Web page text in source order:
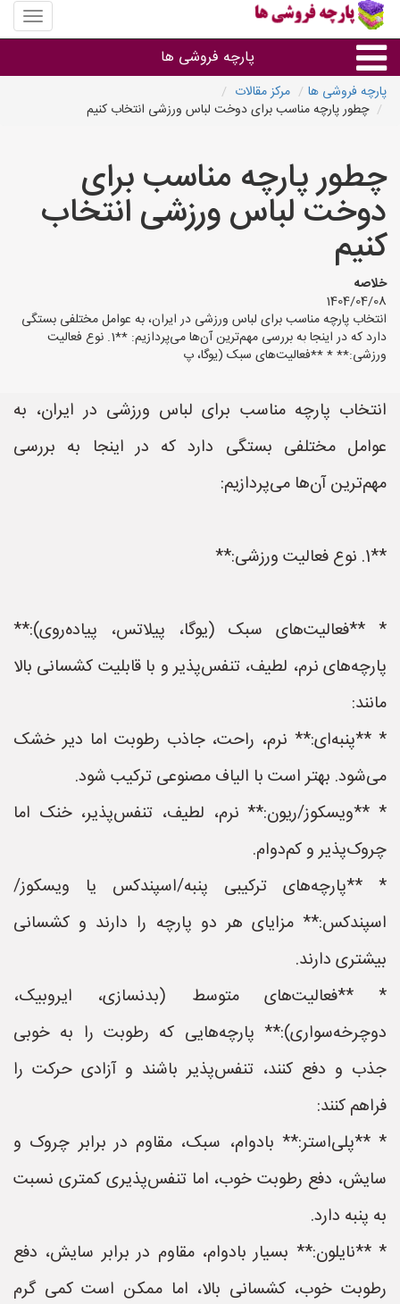
منوی
سایت
فروشی
پارچه فروشی ها
پارچه براساس جنس
پارچه براساس رنگ طرح و کاربرد
پارچه فروشی های هر شهر
پارچه فروشی ها
مرکز مقالات
چطور پارچه مناسب برای دوخت لباس ورزشی انتخاب کنیم
چطور پارچه مناسب برای
دوخت لباس ورزشی انتخاب
کنیم
خلاصه
1404/04/08
انتخاب پارچه مناسب برای لباس ورزشی در ایران، به عوامل مختلفی بستگی
دارد که در اینجا به بررسی مهم‌ترین آن‌ها می‌پردازیم: **1. نوع فعالیت
ورزشی:** * **فعالیت‌های سبک (یوگا، پ
انتخاب پارچه مناسب برای لباس ورزشی در ایران، به
عوامل مختلفی بستگی دارد که در اینجا به بررسی
مهم‌ترین آن‌ها می‌پردازیم:
**1. نوع فعالیت ورزشی:**
* **فعالیت‌های سبک (یوگا، پیلاتس، پیاده‌روی):**
پارچه‌های نرم، لطیف، تنفس‌پذیر و با قابلیت کشسانی بالا
مانند:
* **پنبه‌ای:** نرم، راحت، جاذب رطوبت اما دیر خشک
می‌شود. بهتر است با الیاف مصنوعی ترکیب شود.
* **ویسکوز/ریون:** نرم، لطیف، تنفس‌پذیر، خنک اما
چروک‌پذیر و کم‌دوام.
* **پارچه‌های ترکیبی پنبه/اسپندکس یا ویسکوز/
اسپندکس:** مزایای هر دو پارچه را دارند و کشسانی
بیشتری دارند.
* **فعالیت‌های متوسط (بدنسازی، ایروبیک،
دوچرخه‌سواری):** پارچه‌هایی که رطوبت را به خوبی
جذب و دفع کنند، تنفس‌پذیر باشند و آزادی حرکت را
فراهم کنند:
* **پلی‌استر:** بادوام، سبک، مقاوم در برابر چروک و
سایش، دفع رطوبت خوب، اما تنفس‌پذیری کمتری نسبت
به پنبه دارد.
* **نایلون:** بسیار بادوام، مقاوم در برابر سایش، دفع
رطوبت خوب، کشسانی بالا، اما ممکن است کمی گرم